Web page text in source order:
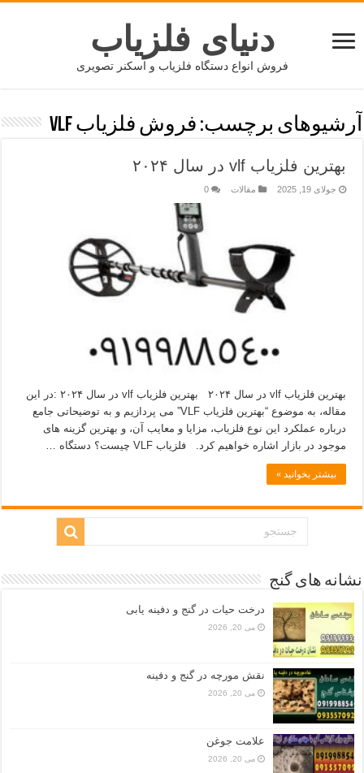
دنیای فلزیاب
فروش انواع دستگاه فلزیاب و اسکنر تصویری
آرشیوهای برچسب: فروش فلزیاب vlf
بهترین فلزیاب vlf در سال ۲۰۲۴
جولای 19, 2025 مقالات 0
بهترین فلزیاب vlf در سال ۲۰۲۴ بهترین فلزیاب vlf در سال ۲۰۲۴ :در این
مقاله، به موضوع “بهترین فلزیاب VLF” می‌ پردازیم و به توضیحاتی جامع
درباره عملکرد این نوع فلزیاب، مزایا و معایب آن، و بهترین گزینه‌ های
موجود در بازار اشاره خواهیم کرد. فلزیاب VLF چیست؟ دستگاه …
بیشتر بخوانید »
نشانه های گنج
درخت حیات در گنج و دفینه یابی
می 20, 2026
نقش مورچه در گنج و دفینه
می 20, 2026
علامت جوغن
می 20, 2026